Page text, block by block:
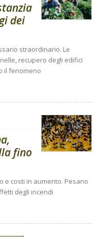
dei
straordinario. Le
recupero degli edifici
il fenomeno
fino
e costi in aumento. Pesano
degli incendi